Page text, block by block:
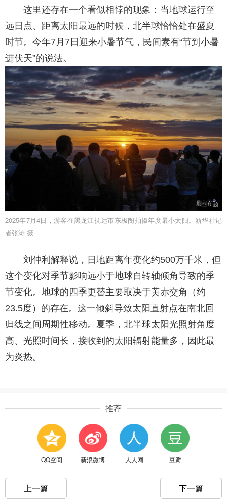
这里还存在一个看似相悖的现象：当地球运行至
远日点、距离太阳最远的时候，北半球恰恰处在盛夏
时节。今年7月7日迎来小暑节气，民间素有“节到小暑
进伏天”的说法。
2025年7月4日，游客在黑龙江抚远市东极阁拍摄年度最小太阳。新华社记
者张涛 摄
刘仲利解释说，日地距离年变化约500万千米，但
这个变化对季节影响远小于地球自转轴倾角导致的季
节变化。地球的四季更替主要取决于黄赤交角（约
23.5度）的存在。这一倾斜导致太阳直射点在南北回
归线之间周期性移动。夏季，北半球太阳光照射角度
高、光照时间长，接收到的太阳辐射能量多，因此最
为炎热。
推荐
QQ空间 新浪微博 人人网 豆瓣
上一篇 下一篇